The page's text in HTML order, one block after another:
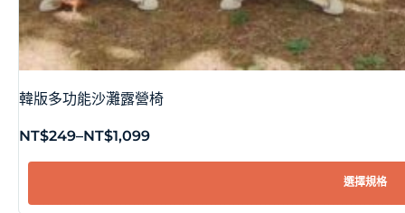
韓版多功能沙灘露營椅
NT$249–NT$1,099
選擇規格